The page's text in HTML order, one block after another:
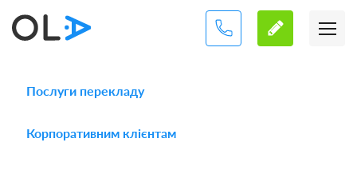
Послуги перекладу
Корпоративним клієнтам